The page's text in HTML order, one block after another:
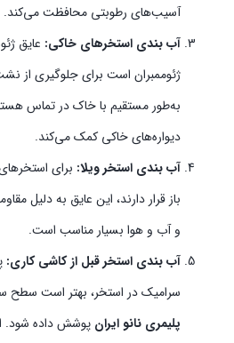
آسیب‌های رطوبتی محافظت می‌کند.
آب بندی استخرهای خاکی: عایق
ژئوممبران است برای جلوگیری از
به‌طور مستقیم با خاک در تماس
دیواره‌های خاکی کمک می‌کند.
آب بندی استخر ویلا: برای
باز قرار دارند، این عایق به دلیل
و آب و هوا بسیار مناسب است.
آب بندی استخر قبل از کاشی کاری:
سرامیک در استخر، بهتر است سطح
پلیمری نانو ایران پوشش داده شود.